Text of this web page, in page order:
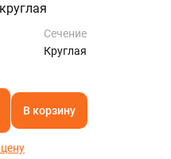
Сечение
Круглая
В корзину